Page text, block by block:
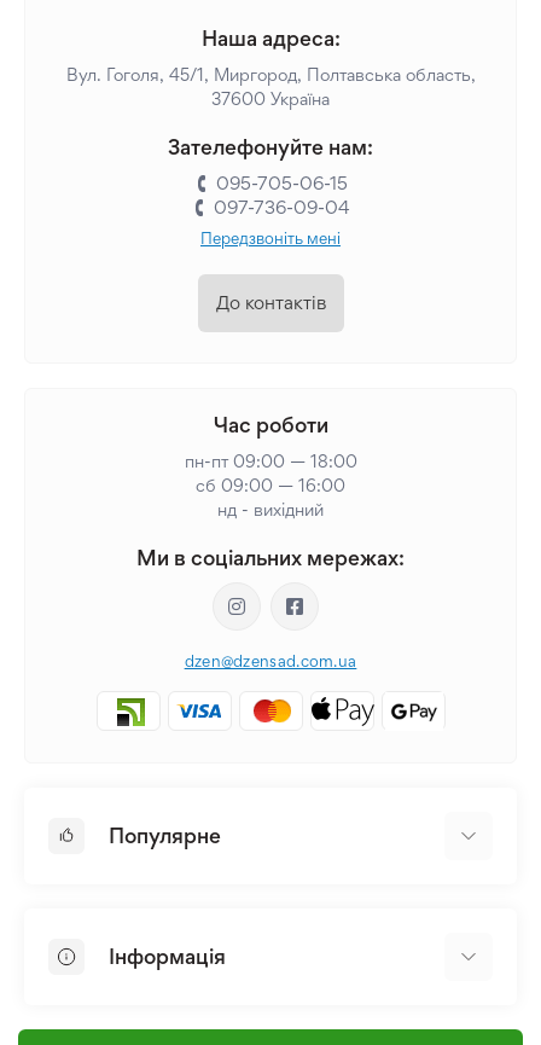
Наша адреса:
Вул. Гоголя, 45/1, Миргород, Полтавська область,
37600 Україна
Зателефонуйте нам:
095-705-06-15
097-736-09-04
Передзвоніть мені
До контактів
Час роботи
пн-пт 09:00 — 18:00
сб 09:00 — 16:00
нд - вихідний
Ми в соціальних мережах:
dzen@dzensad.com.ua
Популярне
Лілія
Насіння
Інформація